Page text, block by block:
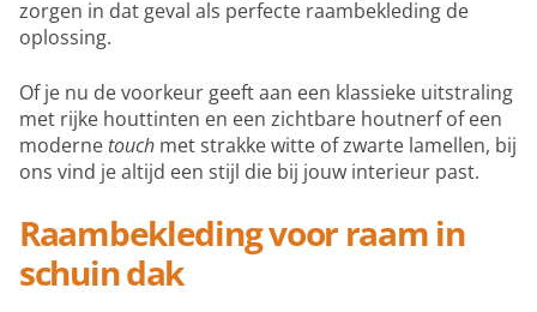
zorgen in dat geval als perfecte raambekleding de
oplossing.
Of je nu de voorkeur geeft aan een klassieke uitstraling
met rijke houttinten en een zichtbare houtnerf of een
moderne touch met strakke witte of zwarte lamellen, bij
ons vind je altijd een stijl die bij jouw interieur past.
Raambekleding voor raam in
schuin dak